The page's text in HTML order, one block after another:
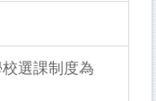
校選課制度為